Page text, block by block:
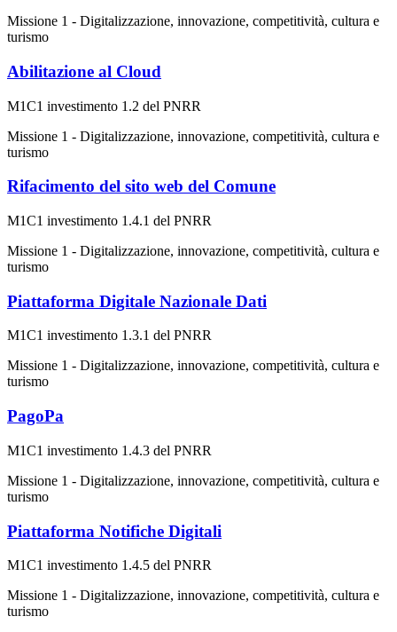
Missione 1 - Digitalizzazione, innovazione, competitività, cultura e
turismo
Abilitazione al Cloud
M1C1 investimento 1.2 del PNRR
Missione 1 - Digitalizzazione, innovazione, competitività, cultura e
turismo
Rifacimento del sito web del Comune
M1C1 investimento 1.4.1 del PNRR
Missione 1 - Digitalizzazione, innovazione, competitività, cultura e
turismo
Piattaforma Digitale Nazionale Dati
M1C1 investimento 1.3.1 del PNRR
Missione 1 - Digitalizzazione, innovazione, competitività, cultura e
turismo
PagoPa
M1C1 investimento 1.4.3 del PNRR
Missione 1 - Digitalizzazione, innovazione, competitività, cultura e
turismo
Piattaforma Notifiche Digitali
M1C1 investimento 1.4.5 del PNRR
Missione 1 - Digitalizzazione, innovazione, competitività, cultura e
turismo